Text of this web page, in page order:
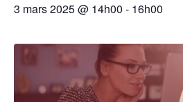
3 mars 2025 @ 14h00 - 16h00